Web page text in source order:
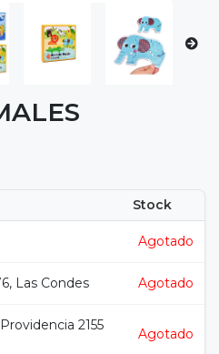
Stock
Agotado
Las Condes Agotado
2155
Agotado